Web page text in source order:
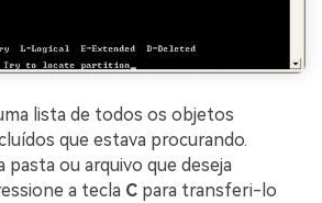
lista de todos os objetos
que estava procurando.
pasta ou arquivo que deseja
a tecla C para transferi-lo